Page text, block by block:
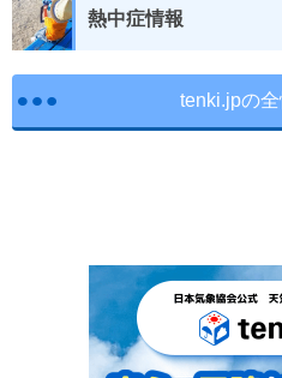
熱中症情報
tenki.jpの